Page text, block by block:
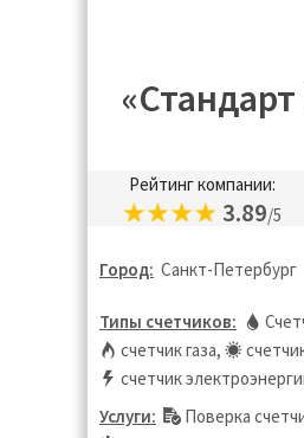
Рейтинг компании:
3.89/5
Город: Санкт-Петербург
Типы счетчиков:
счетчик газа,
счетчик
Услуги:
Поверка